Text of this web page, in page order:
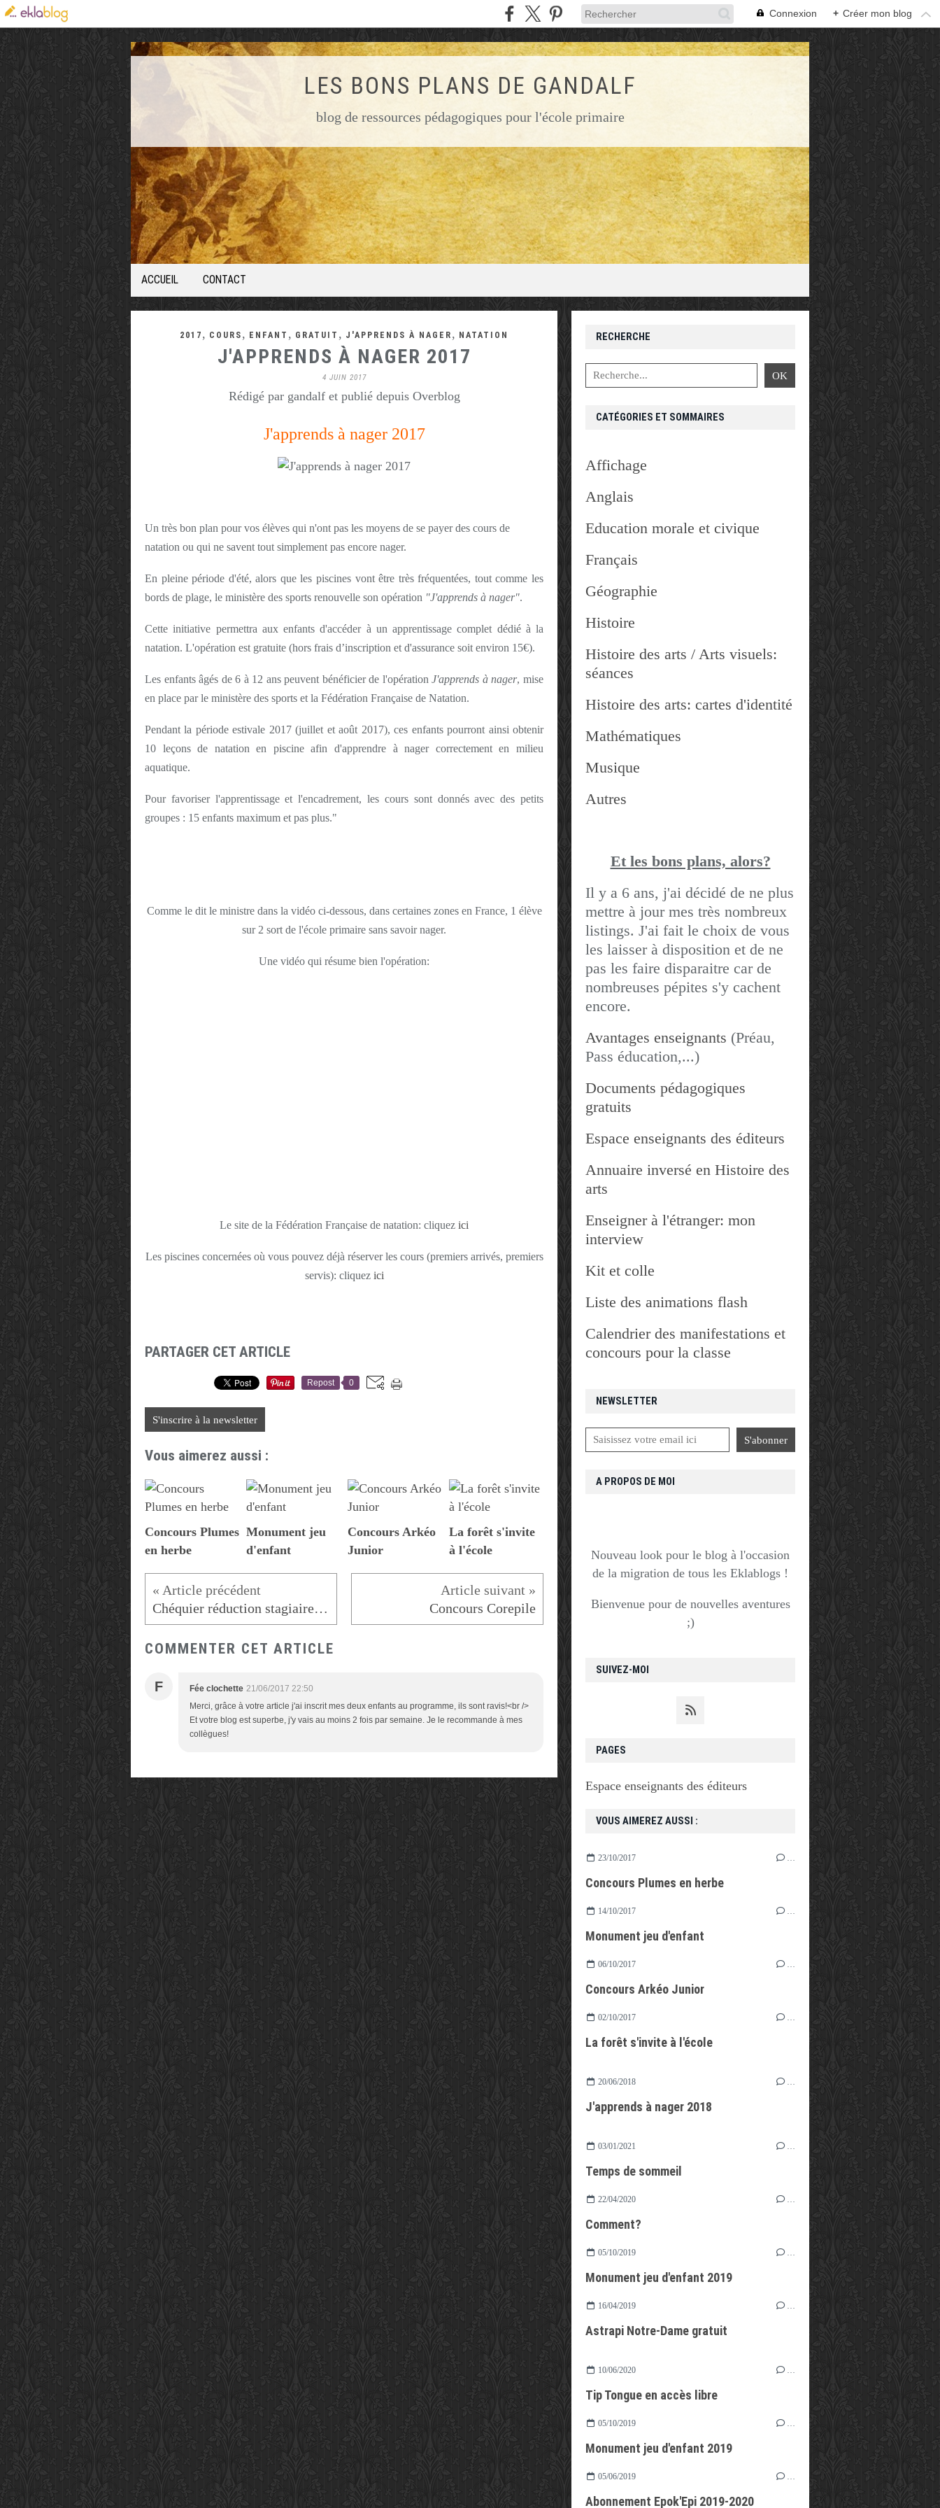
Connexion + Créer mon blog
LES BONS PLANS DE GANDALF
blog de ressources pédagogiques pour l'école primaire
ACCUEIL CONTACT
2017 , COURS , ENFANT , GRATUIT , J'APPRENDS À NAGER , NATATION
J'APPRENDS À NAGER 2017
4 JUIN 2017
Rédigé par gandalf et publié depuis Overblog
J'apprends à nager 2017
Un très bon plan pour vos élèves qui n'ont pas les moyens de se payer des cours de
natation ou qui ne savent tout simplement pas encore nager.
En pleine période d'été, alors que les piscines vont être très fréquentées, tout comme les
bords de plage, le ministère des sports renouvelle son opération "J'apprends à nager".
Cette initiative permettra aux enfants d'accéder à un apprentissage complet dédié à la
natation. L'opération est gratuite (hors frais d’inscription et d'assurance soit environ 15€).
Les enfants âgés de 6 à 12 ans peuvent bénéficier de l'opérationJ'apprends à nager, mise
en place par le ministère des sports et la Fédération Française de Natation.
Pendant la période estivale 2017 (juillet et août 2017), ces enfants pourront ainsi obtenir
10 leçons de natation en piscine afin d'apprendre à nager correctement en milieu
aquatique.
Pour favoriser l'apprentissage et l'encadrement, les cours sont donnés avec des petits
groupes : 15 enfants maximum et pas plus."
Comme le dit le ministre dans la vidéo ci-dessous, dans certaines zones en France, 1 élève
sur 2 sort de l'école primaire sans savoir nager.
Une vidéo qui résume bien l'opération:
Le site de la Fédération Française de natation: cliquez ici
Les piscines concernées où vous pouvez déjà réserver les cours (premiers arrivés, premiers
servis): cliquez ici
PARTAGER CET ARTICLE
Repost 0
S'inscrire à la newsletter
Vous aimerez aussi :
Concours Plumes
en herbe
Monument jeu
d'enfant
Concours Arkéo
Junior
La forêt s'invite
à l'école
Chéquier réduction stagiaire 2017 Concours Corepile
COMMENTER CET ARTICLE
F Fée clochette 21/06/2017 22:50
Merci, grâce à votre article j'ai inscrit mes deux enfants au programme, ils sont ravis!<br />
Et votre blog est superbe, j'y vais au moins 2 fois par semaine. Je le recommande à mes
collègues!
NEWSLETTER
SUIVEZ-MOI
RECHERCHE
VOUS AIMEREZ AUSSI :
23/10/2017
Concours Plumes en herbe
14/10/2017
Monument jeu d'enfant
06/10/2017
Concours Arkéo Junior
02/10/2017
La forêt s'invite à l'école
20/06/2018
J'apprends à nager 2018
03/01/2021
Temps de sommeil
22/04/2020
Comment?
05/10/2019
Monument jeu d'enfant 2019
16/04/2019
Astrapi Notre-Dame gratuit
10/06/2020
Tip Tongue en accès libre
05/10/2019
Monument jeu d'enfant 2019
05/06/2019
Abonnement Epok'Epi 2019-2020
PAGES
Espace enseignants des éditeurs
CATÉGORIES ET SOMMAIRES
Affichage
Anglais
Education morale et civique
Français
Géographie
Histoire
Histoire des arts / Arts visuels:
séances
Histoire des arts: cartes d'identité
Mathématiques
Musique
Autres
Et les bons plans, alors?
Il y a 6 ans, j'ai décidé de ne plus
mettre à jour mes très nombreux
listings. J'ai fait le choix de vous
les laisser à disposition et de ne
pas les faire disparaitre car de
nombreuses pépites s'y cachent
encore.
Avantages enseignants (Préau,
Pass éducation,...)
Documents pédagogiques
gratuits
Espace enseignants des éditeurs
Annuaire inversé en Histoire des
arts
Enseigner à l'étranger: mon
interview
Kit et colle
Liste des animations flash
Calendrier des manifestations et
concours pour la classe
A PROPOS DE MOI
Nouveau look pour le blog à l'occasion
de la migration de tous les Eklablogs !
Bienvenue pour de nouvelles aventures
;)